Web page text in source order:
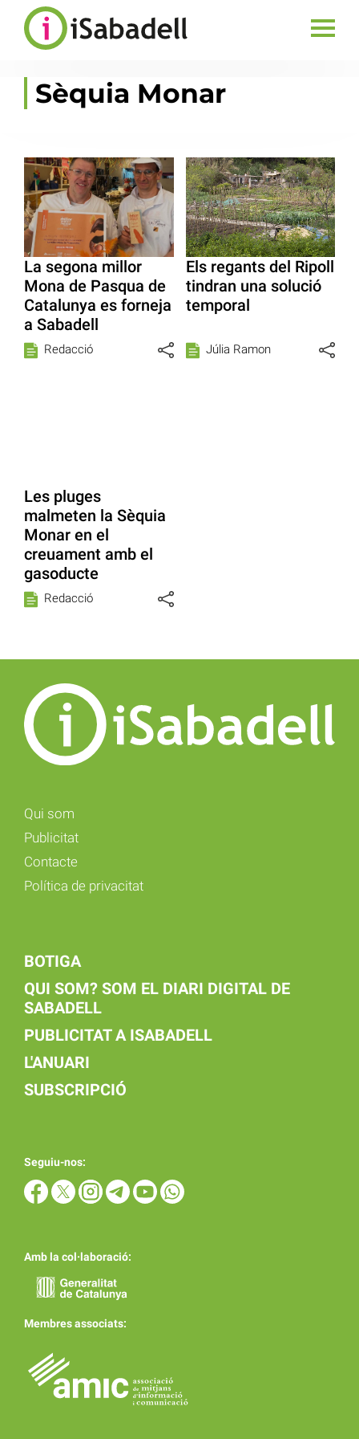
Sèquia Monar
La segona millor
Mona de Pasqua de
Catalunya es forneja
a Sabadell
Redacció
Els regants del Ripoll
tindran una solució
temporal
Júlia Ramon
Les pluges
malmeten la Sèquia
Monar en el
creuament amb el
gasoducte
Redacció
Qui som
Publicitat
Contacte
Política de privacitat
BOTIGA
QUI SOM? SOM EL DIARI DIGITAL DE
SABADELL
PUBLICITAT A ISABADELL
L'ANUARI
SUBSCRIPCIÓ
Seguiu-nos:
Amb la col·laboració:
Membres associats: